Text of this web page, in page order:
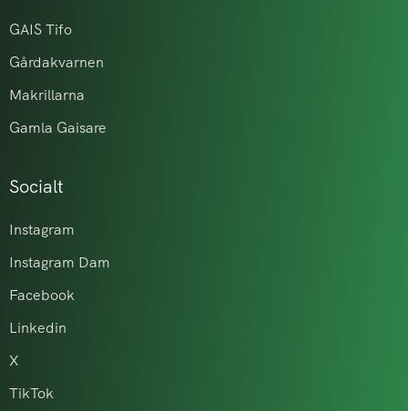
GAIS Tifo
Gårdakvarnen
Makrillarna
Gamla Gaisare
Socialt
Instagram
Instagram Dam
Facebook
Linkedin
X
TikTok